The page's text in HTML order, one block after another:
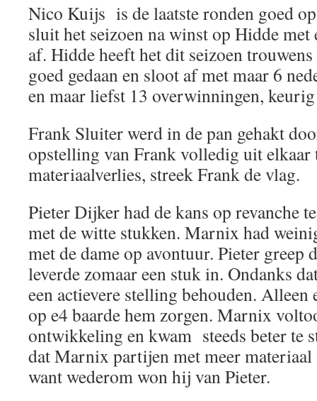
Nico Kuijs is de laatste ronden goed
sluit het seizoen na winst op Hidde met
af. Hidde heeft het dit seizoen
goed gedaan en sloot af met maar 6
en maar liefst 13 overwinningen,
Frank Sluiter werd in de pan gehakt
opstelling van Frank volledig uit
materiaalverlies, streek Frank de vlag.
Pieter Dijker had de kans op revanche
met de witte stukken. Marnix had
met de dame op avontuur. Pieter greep
leverde zomaar een stuk in. Ondanks
een actievere stelling behouden. Alleen
op e4 baarde hem zorgen. Marnix
ontwikkeling en kwam steeds beter te
dat Marnix partijen met meer materiaal
want wederom won hij van Pieter.